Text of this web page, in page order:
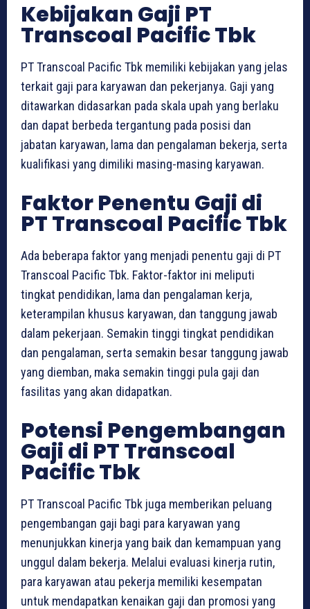
Kebijakan Gaji PT
Transcoal Pacific Tbk
PT Transcoal Pacific Tbk memiliki kebijakan yang jelas
terkait gaji para karyawan dan pekerjanya. Gaji yang
ditawarkan didasarkan pada skala upah yang berlaku
dan dapat berbeda tergantung pada posisi dan
jabatan karyawan, lama dan pengalaman bekerja, serta
kualifikasi yang dimiliki masing-masing karyawan.
Faktor Penentu Gaji di
PT Transcoal Pacific Tbk
Ada beberapa faktor yang menjadi penentu gaji di PT
Transcoal Pacific Tbk. Faktor-faktor ini meliputi
tingkat pendidikan, lama dan pengalaman kerja,
keterampilan khusus karyawan, dan tanggung jawab
dalam pekerjaan. Semakin tinggi tingkat pendidikan
dan pengalaman, serta semakin besar tanggung jawab
yang diemban, maka semakin tinggi pula gaji dan
fasilitas yang akan didapatkan.
Potensi Pengembangan
Gaji di PT Transcoal
Pacific Tbk
PT Transcoal Pacific Tbk juga memberikan peluang
pengembangan gaji bagi para karyawan yang
menunjukkan kinerja yang baik dan kemampuan yang
unggul dalam bekerja. Melalui evaluasi kinerja rutin,
para karyawan atau pekerja memiliki kesempatan
untuk mendapatkan kenaikan gaji dan promosi yang